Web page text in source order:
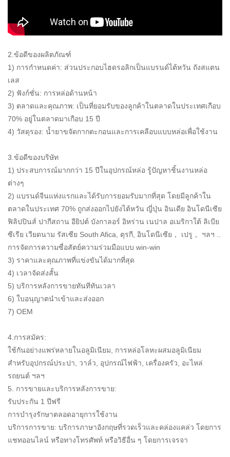
2.ข้อดีของผลิตภัณฑ์
1) การกำหนดค่า: ส่วนประกอบไฮดรอลิกเป็นแบรนด์ไต้หวัน ถังสแตน
เลส
2) ฟังก์ชั่น: การหล่อด้านหน้า
3) ตลาดและคุณภาพ: เป็นที่ยอมรับของลูกค้าในตลาดในประเทศเกือบ
70% อยู่ในตลาดมาเกือบ 15 ปี
4) วัสดุรอง: น้ำยาขจัดกากตะกอนและการเคลือบแบบหล่อเพื่อใช้งาน
3.ข้อดีของบริษัท
1) ประสบการณ์มากกว่า 15 ปีในอุปกรณ์หล่อ รู้ปัญหาชิ้นงานหล่อ
ต่างๆ
2) แบรนด์จีนแห่งแรกและได้รับการยอมรับมากที่สุด โดยมีลูกค้าใน
ตลาดในประเทศ 70% ถูกส่งออกไปยังไต้หวัน ญี่ปุ่น อินเดีย อินโดนีเซีย
ฟิลิปปินส์ ปากีสถาน อียิปต์ บังกาลอร์ อิหร่าน เนปาล อเมริกาใต้ ลิเบีย
ซีเรีย เวียดนาม รัสเซีย South Afica, ตุรกี, อินโดนีเซีย， เปรู， ฯลฯ ..
การจัดการความซื่อสัตย์ความร่วมมือแบบ win-win
3) ราคาและคุณภาพที่แข่งขันได้มากที่สุด
4) เวลาจัดส่งสั้น
5) บริการหลังการขายทันทีทันเวลา
6) ใบอนุญาตนำเข้าและส่งออก
7) OEM
4.การสมัคร:
ใช้กันอย่างแพร่หลายในอลูมิเนียม, การหล่อโลหะผสมอลูมิเนียม
สำหรับอุปกรณ์ประปา, วาล์ว, อุปกรณ์ไฟฟ้า, เครื่องครัว, อะไหล่
รถยนต์ ฯลฯ
5. การขายและบริการหลังการขาย:
รับประกัน 1 ปีฟรี
การบำรุงรักษาตลอดอายุการใช้งาน
บริการการขาย: บริการภาษาอังกฤษที่รวดเร็วและคล่องแคล่ว โดยการ
แชทออนไลน์ หรือทางโทรศัพท์ หรือวิธีอื่น ๆ โดยการเจรจา